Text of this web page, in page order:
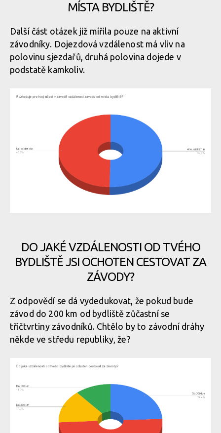
MÍSTA BYDLIŠTĚ?
Další část otázek již mířila pouze na aktivní
závodníky. Dojezdová vzdálenost má vliv na
polovinu sjezdařů, druhá polovina dojede v
podstatě kamkoliv.
DO JAKÉ VZDÁLENOSTI OD TVÉHO
BYDLIŠTĚ JSI OCHOTEN CESTOVAT ZA
ZÁVODY?
Z odpovědí se dá vydedukovat, že pokud bude
závod do 200 km od bydliště zůčastní se
třičtvrtiny závodníků. Chtělo by to závodní dráhy
někde ve středu republiky, že?